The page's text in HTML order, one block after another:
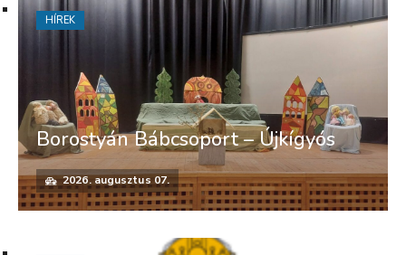
Borostyán Bábcsoport – Újkígyós
2026. augusztus 07.
HÍREK